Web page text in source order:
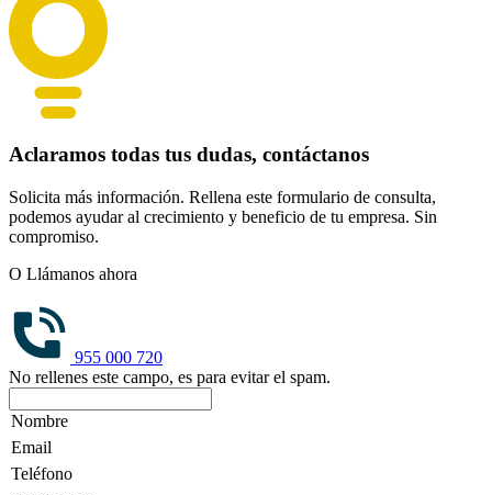
Aclaramos todas tus dudas, contáctanos
Solicita más información. Rellena este formulario de consulta,
podemos ayudar al crecimiento y beneficio de tu empresa. Sin
compromiso.
O Llámanos ahora
955 000 720
No rellenes este campo, es para evitar el spam.